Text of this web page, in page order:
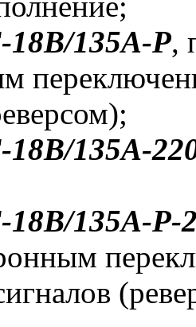
135А-Р,
135А-
135А-Р-